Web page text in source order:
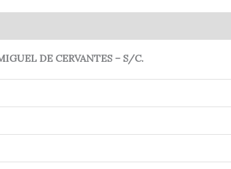
DE CERVANTES – S/C.